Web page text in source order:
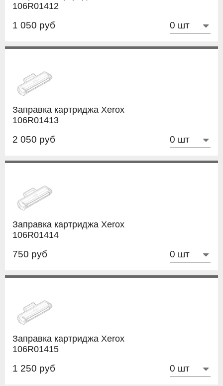
106R01412
1 050 руб
Заправка картриджа Xerox
106R01413
2 050 руб
Заправка картриджа Xerox
106R01414
750 руб
Заправка картриджа Xerox
106R01415
1 250 руб